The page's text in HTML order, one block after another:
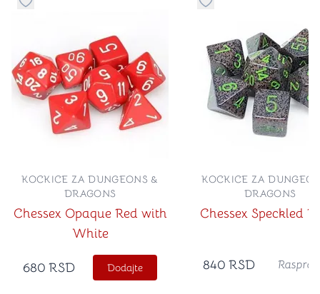
Dugme za dodavanje stvari u kategoriju omiljeno
Chessex Opaque Red with
White
KOCKICE ZA DUNGEONS &
DRAGONS
680 RSD Dodajte
Dugme za dodavanje
Chessex Speckled
KOCKICE ZA
DRAGONS
840 RSD